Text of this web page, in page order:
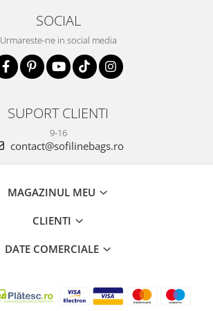
SOCIAL
Urmareste-ne in social media
SUPORT CLIENTI
9-16
contact@sofilinebags.ro
MAGAZINUL MEU
CLIENTI
DATE COMERCIALE